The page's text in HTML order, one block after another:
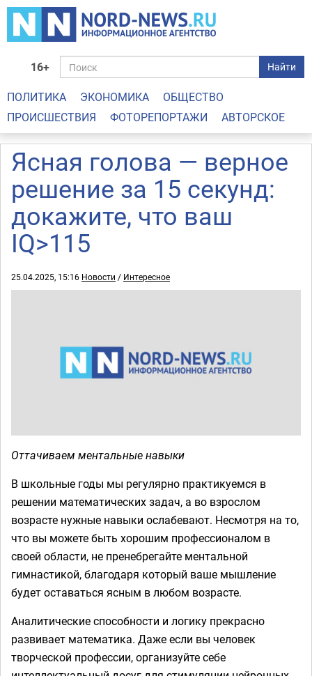
16+ Найти
ПОЛИТИКА ЭКОНОМИКА
ОБЩЕСТВО
ПРОИСШЕСТВИЯ
ФОТОРЕПОРТАЖИ АВТОРСКОЕ
Ясная голова — верное
решение за 15 секунд:
докажите, что ваш
IQ>115
25.04.2025, 15:16 Новости / Интересное
Оттачиваем ментальные навыки
В школьные годы мы регулярно практикуемся в
решении математических задач, а во взрослом
возрасте нужные навыки ослабевают. Несмотря на то,
что вы можете быть хорошим профессионалом в
своей области, не пренебрегайте ментальной
гимнастикой, благодаря который ваше мышление
будет оставаться ясным в любом возрасте.
Аналитические способности и логику прекрасно
развивает математика. Даже если вы человек
творческой профессии, организуйте себе